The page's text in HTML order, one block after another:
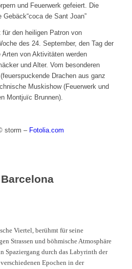
und Feuerwerk gefeiert. Die
de Sant Joan”
den heiligen Patron von
des 24. September, den Tag der
von Aktivitäten werden
und Alter. Vom besonderen
Drachen aus ganz
Muskishow (Feuerwerk und
Montjuïc Brunnen).
storm – Fotolia.com
Viertel, berühmt für seine
Strassen und böhmische Atmosphäre
Spaziergang durch das Labyrinth der
Epochen in der